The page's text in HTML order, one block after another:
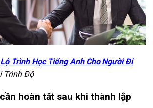
Lộ Trình Học Tiếng Anh Cho Người Đi
Trình Độ
hoàn tất sau khi thành lập